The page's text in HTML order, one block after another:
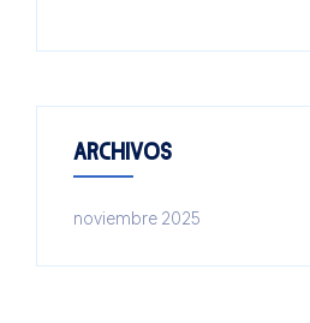
ARCHIVOS
noviembre 2025